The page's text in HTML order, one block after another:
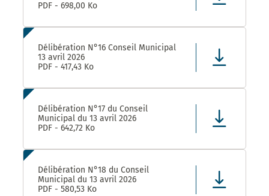
PDF - 698,00 Ko
Délibération N°16 Conseil Municipal
13 avril 2026
PDF - 417,43 Ko
Délibération N°17 du Conseil
Municipal du 13 avril 2026
PDF - 642,72 Ko
Délibération N°18 du Conseil
Municipal du 13 avril 2026
PDF - 580,53 Ko